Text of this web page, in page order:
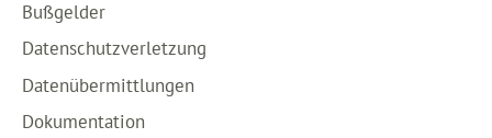
Bußgelder
Datenschutzverletzung
Datenübermittlungen
Dokumentation